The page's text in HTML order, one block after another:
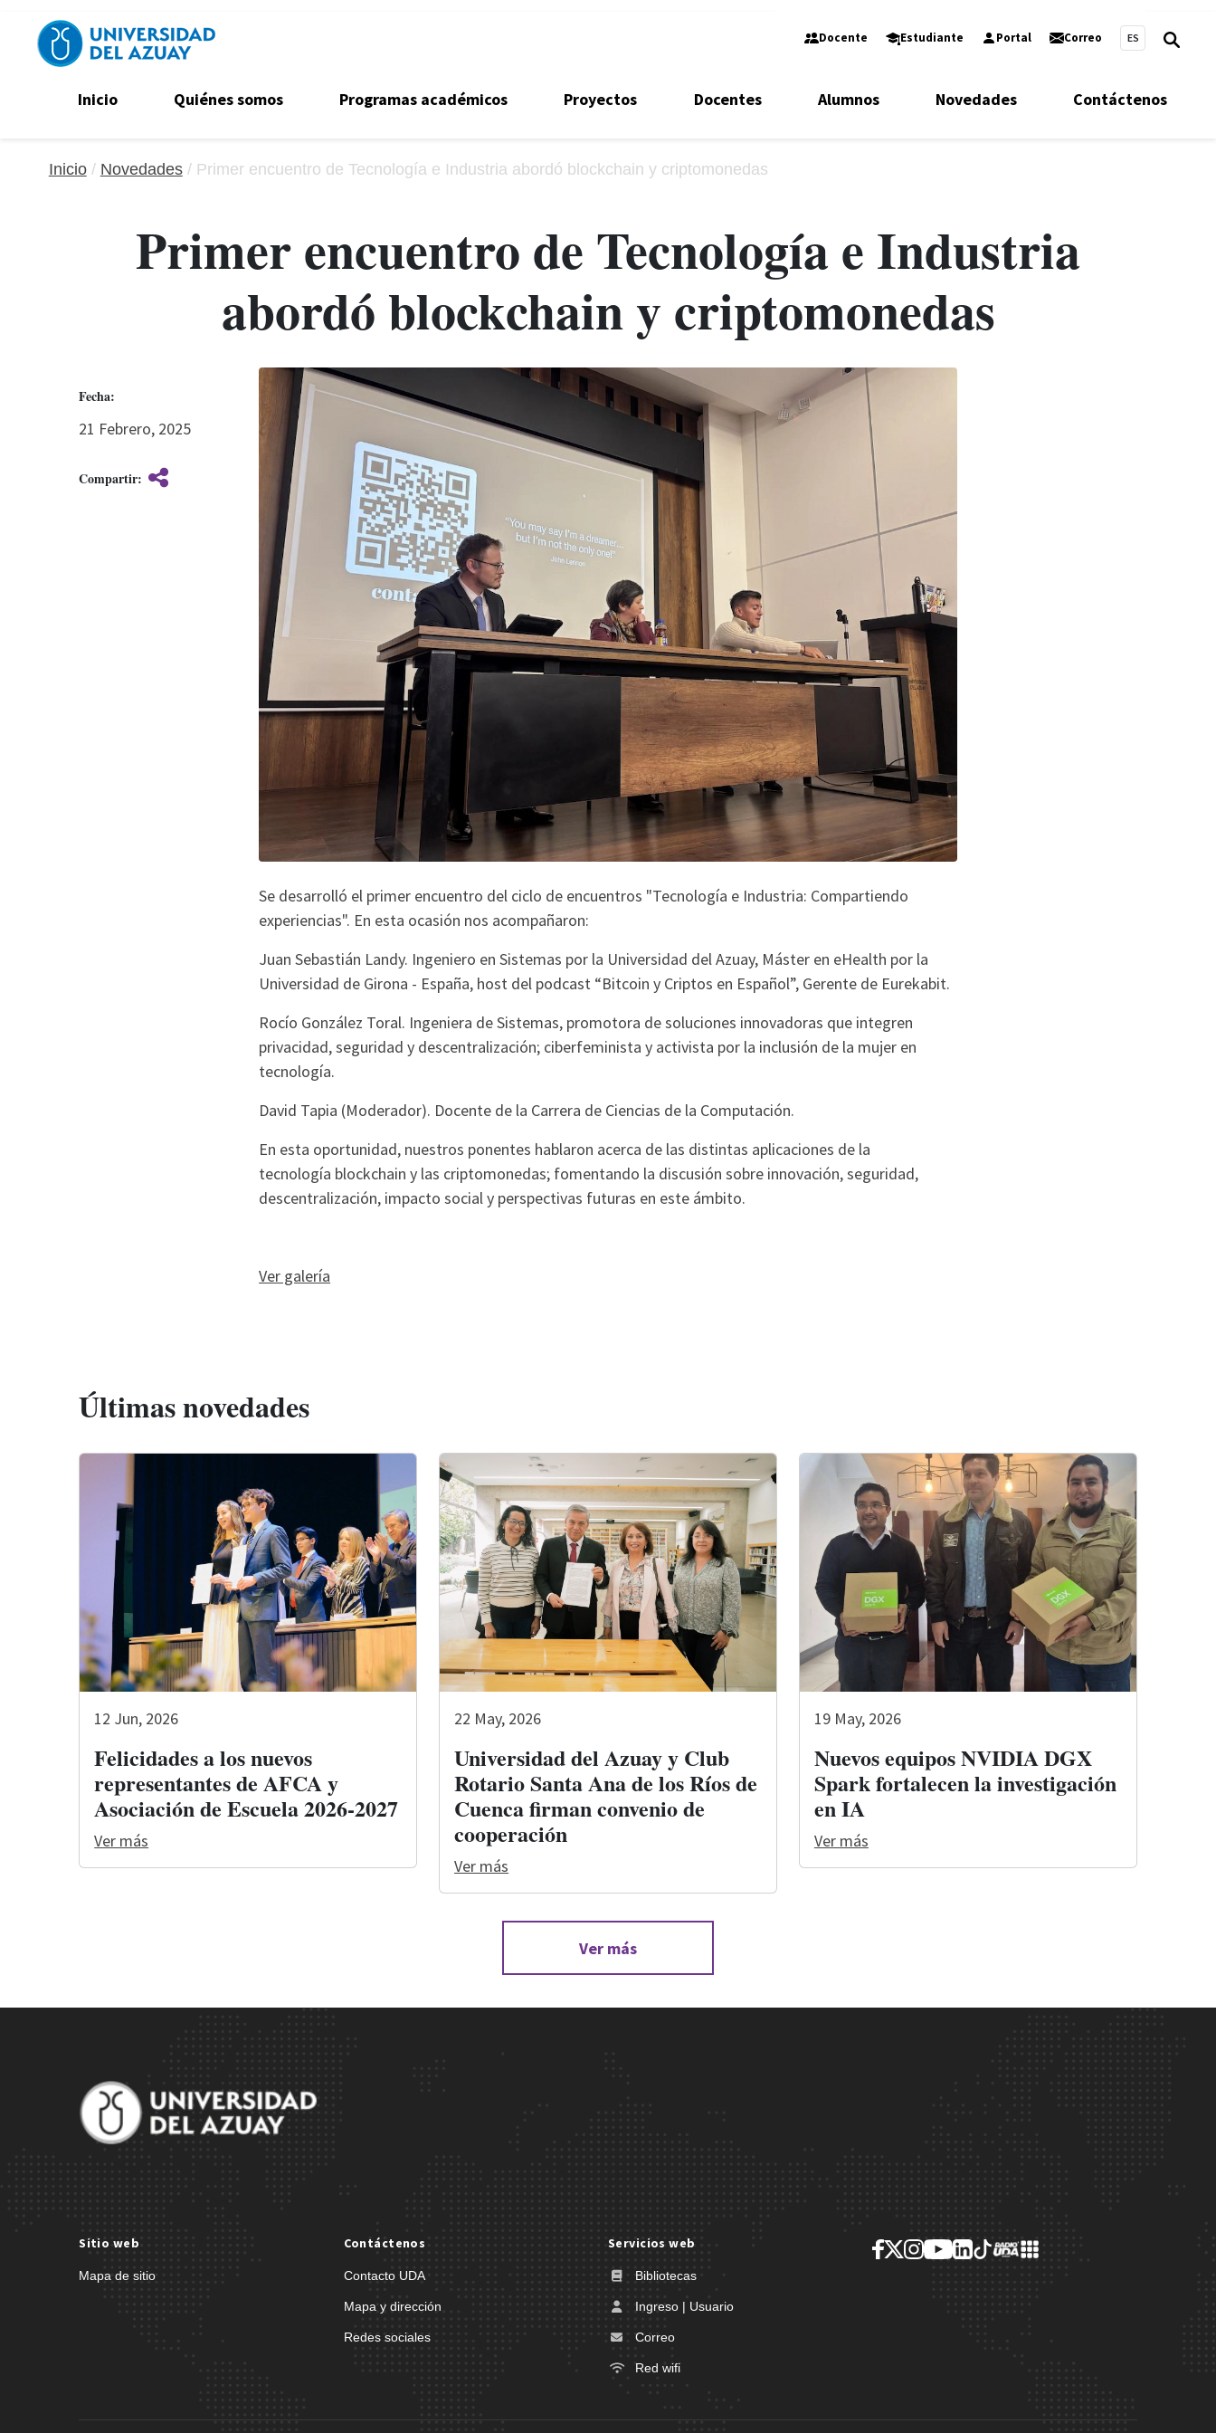
Pasar al contenido principal
Docente
Estudiante Portal Correo ES
Navegación secundaria
Inicio Quiénes somos Programas académicos Proyectos Docentes Alumnos Novedades Contáctenos
Inicio Novedades Primer encuentro de Tecnología e Industria abordó blockchain y criptomonedas
Primer encuentro de Tecnología e Industria
abordó blockchain y criptomonedas
Fecha:
21 Febrero, 2025
Compartir:
Se desarrolló el primer encuentro del ciclo de encuentros "Tecnología e Industria: Compartiendo
experiencias". En esta ocasión nos acompañaron:
Juan Sebastián Landy. Ingeniero en Sistemas por la Universidad del Azuay, Máster en eHealth por la
Universidad de Girona - España, host del podcast “Bitcoin y Criptos en Español”, Gerente de Eurekabit.
Rocío González Toral. Ingeniera de Sistemas, promotora de soluciones innovadoras que integren
privacidad, seguridad y descentralización; ciberfeminista y activista por la inclusión de la mujer en
tecnología.
David Tapia (Moderador). Docente de la Carrera de Ciencias de la Computación.
En esta oportunidad, nuestros ponentes hablaron acerca de las distintas aplicaciones de la
tecnología blockchain y las criptomonedas; fomentando la discusión sobre innovación, seguridad,
descentralización, impacto social y perspectivas futuras en este ámbito.
Ver galería
Últimas novedades
12 Jun, 2026
Felicidades a los nuevos
representantes de AFCA y
Asociación de Escuela 2026-2027
Ver más
22 May, 2026
Universidad del Azuay y Club
Rotario Santa Ana de los Ríos de
Cuenca firman convenio de
cooperación
Ver más
19 May, 2026
Nuevos equipos NVIDIA DGX
Spark fortalecen la investigación
en IA
Ver más
Ver más
Sitio web
Mapa de sitio
Contáctenos
Contacto UDA
Mapa y dirección
Redes sociales
Servicios web
Bibliotecas
Ingreso | Usuario
Correo
Red wifi